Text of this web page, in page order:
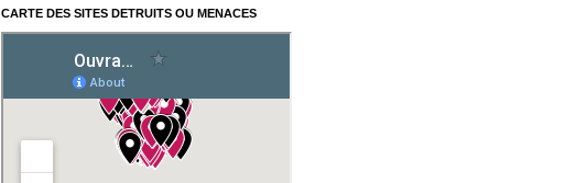
CARTE DES SITES DETRUITS OU MENACES